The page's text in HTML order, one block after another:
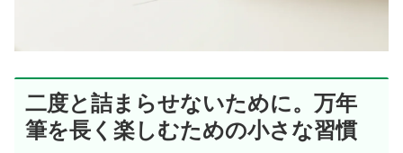
二度と詰まらせないために。万年
筆を長く楽しむための小さな習慣